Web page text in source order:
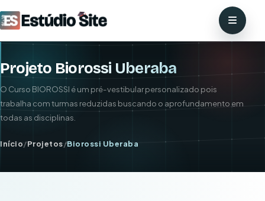
Projeto Biorossi Uberaba
O Curso BIOROSSI é um pré-vestibular personalizado pois
trabalha com turmas reduzidas buscando o aprofundamento em
todas as disciplinas.
Início/Projetos/Biorossi Uberaba